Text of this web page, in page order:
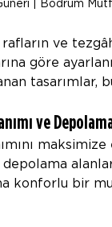
| Bodrum
rafların ve
göre
tasarımlar,
ve
depolama
konforlu bir